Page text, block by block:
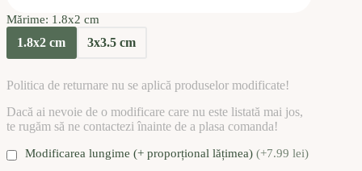
Mărime: 1.8x2 cm
1.8x2 cm 3x3.5 cm
Politica de returnare nu se aplică produselor modificate!
Dacă ai nevoie de o modificare care nu este listată mai jos,
te rugăm să ne contactezi înainte de a plasa comanda!
Modificarea lungime (+ proporțional lățimea) (+7.99 lei)